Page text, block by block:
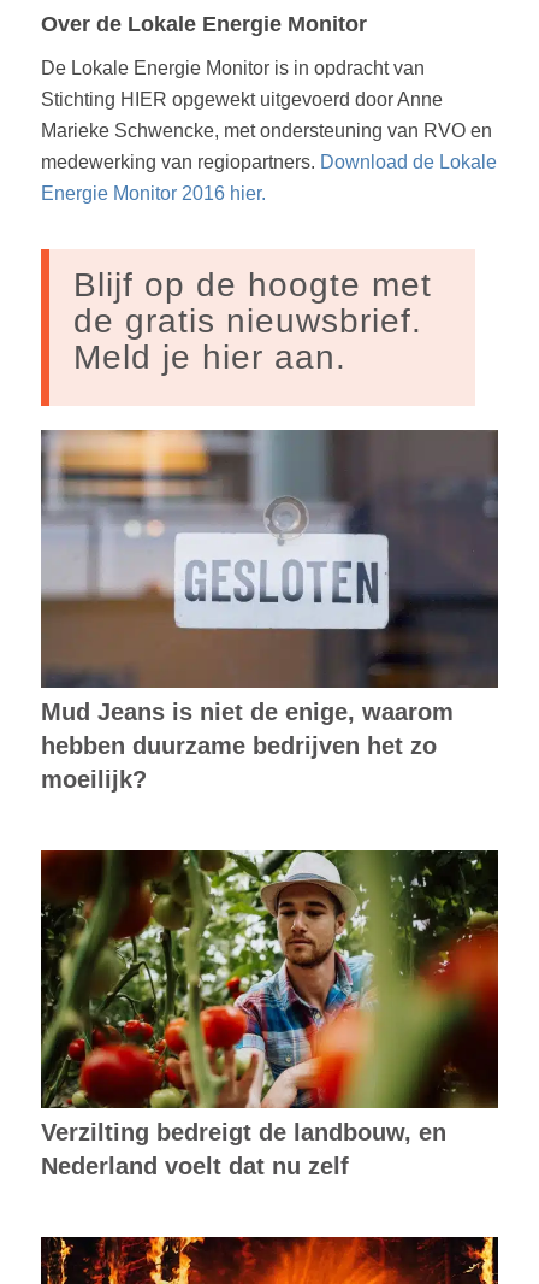
Over de Lokale Energie Monitor
De Lokale Energie Monitor is in opdracht van
Stichting HIER opgewekt uitgevoerd door Anne
Marieke Schwencke, met ondersteuning van RVO en
medewerking van regiopartners. Download de Lokale
Energie Monitor 2016 hier.
Blijf op de hoogte met
de gratis nieuwsbrief.
Meld je hier aan.
Mud Jeans is niet de enige, waarom
hebben duurzame bedrijven het zo
moeilijk?
Verzilting bedreigt de landbouw, en
Nederland voelt dat nu zelf